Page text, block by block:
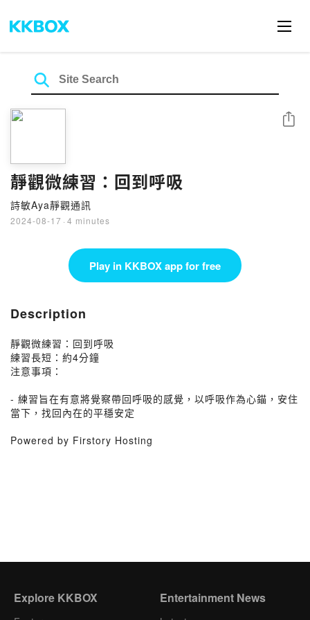
靜觀微練習：回到呼吸
詩敏Aya靜觀通訊
2024-08-17 · 4 minutes
Share
Play in KKBOX app for free
Description
靜觀微練習：回到呼吸
練習長短：約4分鐘
注意事項：
- 練習旨在有意將覺察帶回呼吸的感覺，以呼吸作為心錨，安住
當下，找回內在的平穩安定
Powered by Firstory Hosting
Explore KKBOX Entertainment News